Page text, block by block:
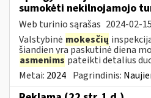
sumokėti nekilnojamojo
Web turinio sąrašas 2024-02-15
Valstybinė mokesčių
šiandien yra paskutinė diena
asmenims pateikti detalius
Metai: 2024 Pagrindinis: